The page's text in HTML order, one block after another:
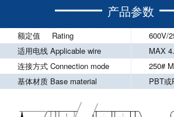
产品参数
额定值 Rating
600V/
适用电线 Applicable wire
MAX
连接方式 Connection mode
250#
基体材质 Base material
PBT或